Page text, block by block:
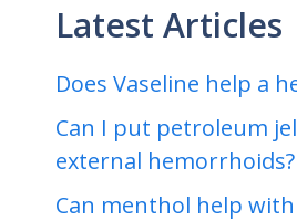
Latest Articles
Does Vaseline help a
Can I put petroleum
external hemorrhoids?
Can menthol help with